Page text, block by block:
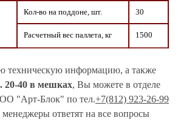
Кол-во на поддоне, шт. 30
Расчетный вес паллета, кг 1500
техническую информацию, а также
20-40 в мешках, Вы можете в отделе
"Арт-Блок" по тел.+7(812) 923-26-99
ответят на все вопросы